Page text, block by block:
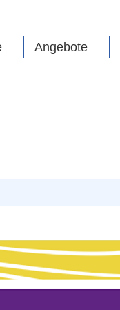
Angebote